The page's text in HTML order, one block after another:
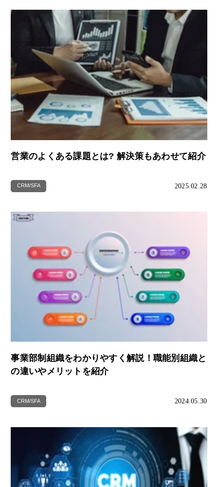
営業のよくある課題とは? 解決策もあわせて紹介
CRM/SFA 2025.02.28
事業部制組織をわかりやすく解説！職能別組織と
の違いやメリットを紹介
CRM/SFA 2024.05.30